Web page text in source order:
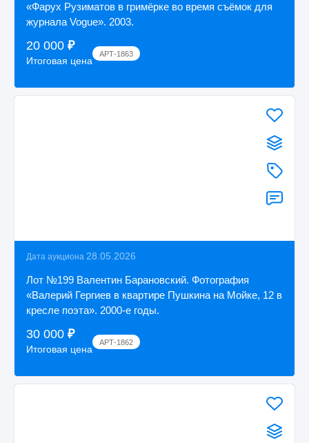
«Фарух Рузиматов в гримёрке во время съёмок для
журнала Vogue». 2003.
20 000 ₽
Итоговая цена
АРТ-1863
Дата аукциона 28.05.2026
Лот №199 Валентин Барановский. Фотография
«Валерий Гергиев в квартире Пушкина на Мойке, 12 в
кресле поэта». 2000-е годы.
30 000 ₽
Итоговая цена
АРТ-1862